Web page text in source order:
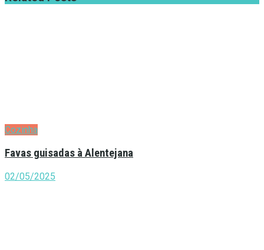
Cozinha
Favas guisadas à Alentejana
02/05/2025